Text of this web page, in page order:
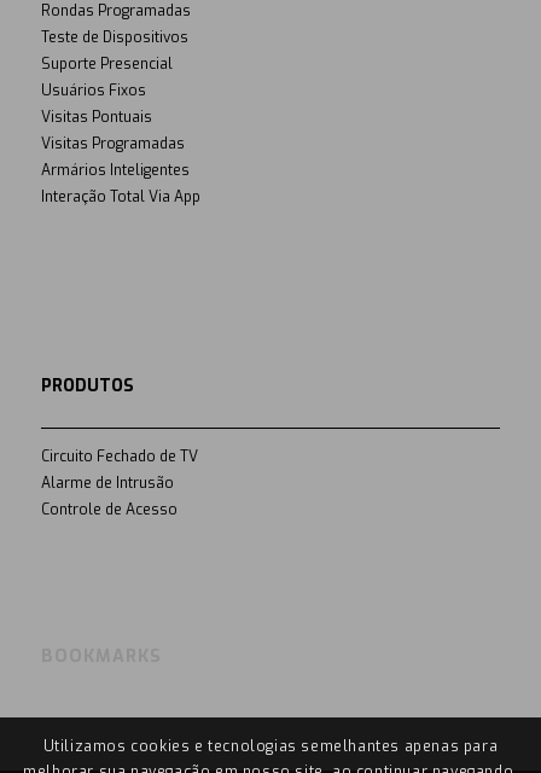
Rondas Programadas
Teste de Dispositivos
Suporte Presencial
Usuários Fixos
Visitas Pontuais
Visitas Programadas
Armários Inteligentes
Interação Total Via App
PRODUTOS
Circuito Fechado de TV
Alarme de Intrusão
Controle de Acesso
Utilizamos cookies e tecnologias semelhantes apenas para